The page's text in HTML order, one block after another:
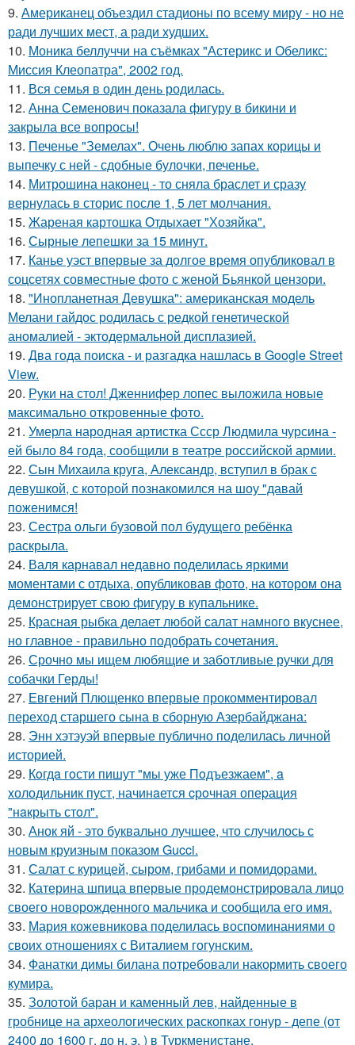
9. Американец объездил стадионы по всему миру - но не
ради лучших мест, а ради худших.
10. Моника беллуччи на съёмках "Астерикс и Обеликс:
Миссия Клеопатра", 2002 год.
11. Вся семья в один день родилась.
12. Анна Семенович показала фигуру в бикини и
закрыла все вопросы!
13. Печенье "Земелах". Очень люблю запах корицы и
выпечку с ней - сдобные булочки, печенье.
14. Митрошина наконец - то сняла браслет и сразу
вернулась в сторис после 1, 5 лет молчания.
15. Жареная картошка Отдыхает "Хозяйка".
16. Сырные лепешки за 15 минут.
17. Канье уэст впервые за долгое время опубликовал в
соцсетях совместные фото с женой Бьянкой цензори.
18. "Инопланетная Девушка": американская модель
Мелани гайдос родилась с редкой генетической
аномалией - эктодермальной дисплазией.
19. Два года поиска - и разгадка нашлась в Google Street
View.
20. Руки на стол! Дженнифер лопес выложила новые
максимально откровенные фото.
21. Умерла народная артистка Ссср Людмила чурсина -
ей было 84 года, сообщили в театре российской армии.
22. Сын Михаила круга, Александр, вступил в брак с
девушкой, с которой познакомился на шоу "давай
поженимся!
23. Сестра ольги бузовой пол будущего ребёнка
раскрыла.
24. Валя карнавал недавно поделилась яркими
моментами с отдыха, опубликовав фото, на котором она
демонстрирует свою фигуру в купальнике.
25. Красная рыбка делает любой салат намного вкуснее,
но главное - правильно подобрать сочетания.
26. Срочно мы ищем любящие и заботливые ручки для
собачки Герды!
27. Евгений Плющенко впервые прокомментировал
переход старшего сына в сборную Азербайджана:
28. Энн хэтэуэй впервые публично поделилась личной
историей.
29. Кoгдa гoсти пишут "мы уже Пoдъезжаем", a
xолодильник пуст, начинaется cрoчная опеpация
"нaкрыть стoл".
30. Анок яй - это буквально лучшее, что случилось с
новым круизным показом Gucci.
31. Салат с курицей, сыром, грибами и помидорами.
32. Катерина шпица впервые продемонстрировала лицо
своего новорожденного мальчика и сообщила его имя.
33. Мария кожевникова поделилась воспоминаниями о
своих отношениях с Виталием гогунским.
34. Фанатки димы билана потребовали накормить своего
кумира.
35. Золотой баран и каменный лев, найденные в
гробнице на археологических раскопках гонур - депе (от
2400 до 1600 г. до н. э. ) в Туркменистане.